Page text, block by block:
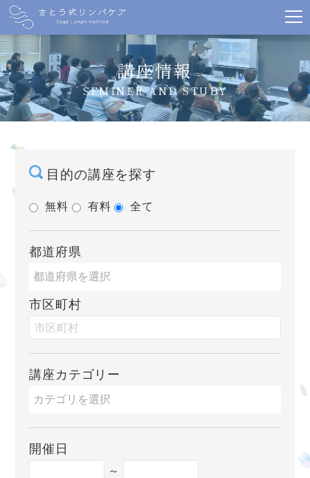
講座情報
SEMINER AND STUDY
目的の講座を探す
無料 有料 全て
都道府県
市区町村
講座カテゴリー
開催日
～